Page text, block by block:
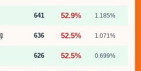
641 52.9% 1.185%
636 52.5% 1.071%
626 52.5% 0.699%